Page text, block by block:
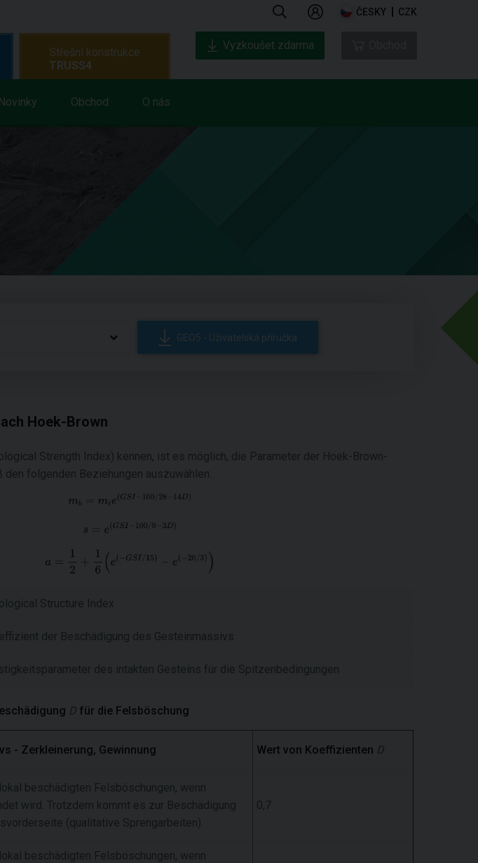
ČESKY CZK
Novinky Obchod O nás
Střešní konstrukce
TRUSS4
Vyzkoušet zdarma
GEO5 - Uživatelská příručka
Hoek-Brown
Strength Index) kennen, ist es möglich, die Parameter der Hoek-Brown-
folgenden Beziehungen auszuwählen:
Structure Index
der Beschädigung des Gesteinmassivs
des intakten Gesteins für die Spitzenbedingungen
D für die Felsböschung
- Zerkleinerung, Gewinnung Wert von Koeffizienten D
beschädigten Felsböschungen, wenn
wird. Trotzdem kommt es zur Beschädigung
(qualitative Sprengarbeiten).
0,7
beschädigten Felsböschungen, wenn